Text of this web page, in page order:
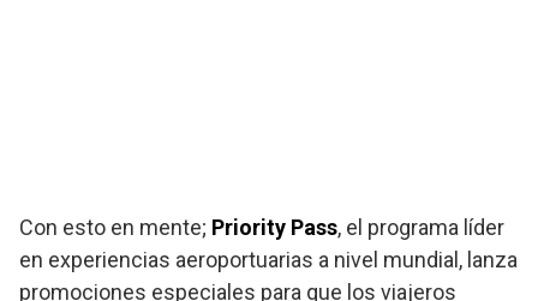
Con esto en mente; Priority Pass, el programa líder
en experiencias aeroportuarias a nivel mundial, lanza
promociones especiales para que los viajeros